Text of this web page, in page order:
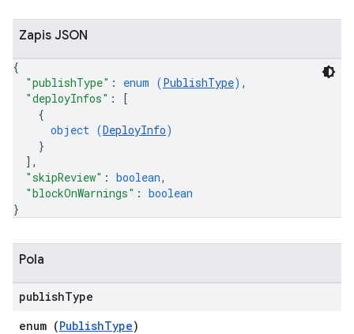
Zapis JSON
{
"publishType" : enum (PublishType) ,
"deployInfos" :
[
{
object (DeployInfo)
}
] ,
"skipReview" : boolean,
"blockOnWarnings" : boolean
}
Pola
publishType
enum (PublishType)